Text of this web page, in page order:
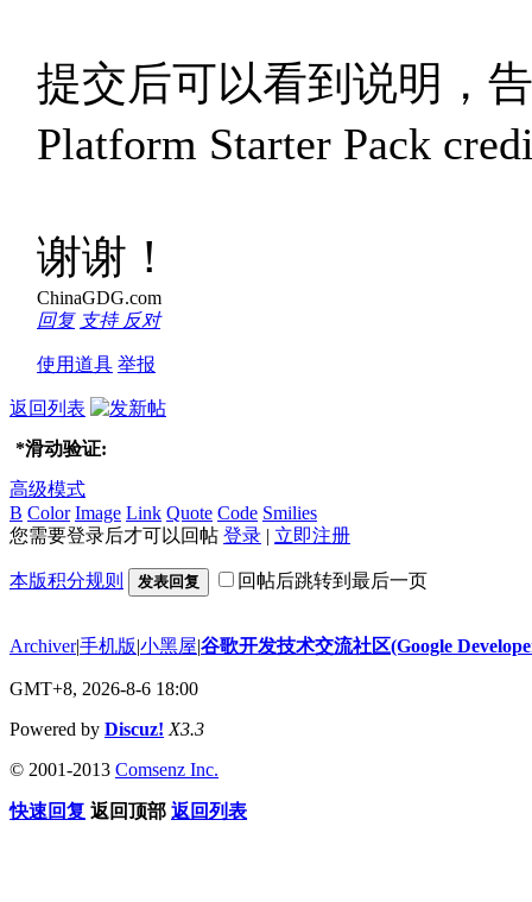
提交后可以看到说明，
Platform Starter Pack
谢谢！
ChinaGDG.com
回复 支持 反对
使用道具 举报
返回列表
*滑动验证:
高级模式
B Color Image Link Quote Code Smilies
您需要登录后才可以回帖 登录 | 立即注册
本版积分规则 发表回复 回帖后跳转到最后一页
Archiver|手机版|小黑屋|谷歌开发技术交流社区(Google
GMT+8, 2026-8-6 18:00
Powered by Discuz! X3.3
© 2001-2013 Comsenz Inc.
快速回复 返回顶部 返回列表